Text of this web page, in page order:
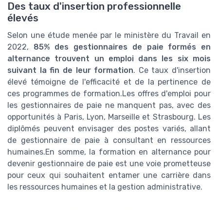
Des taux d'insertion professionnelle
élevés
Selon une étude menée par le ministère du Travail en
2022, 85% des gestionnaires de paie formés en
alternance trouvent un emploi dans les six mois
suivant la fin de leur formation. Ce taux d'insertion
élevé témoigne de l'efficacité et de la pertinence de
ces programmes de formation.Les offres d'emploi pour
les gestionnaires de paie ne manquent pas, avec des
opportunités à Paris, Lyon, Marseille et Strasbourg. Les
diplômés peuvent envisager des postes variés, allant
de gestionnaire de paie à consultant en ressources
humaines.En somme, la formation en alternance pour
devenir gestionnaire de paie est une voie prometteuse
pour ceux qui souhaitent entamer une carrière dans
les ressources humaines et la gestion administrative.